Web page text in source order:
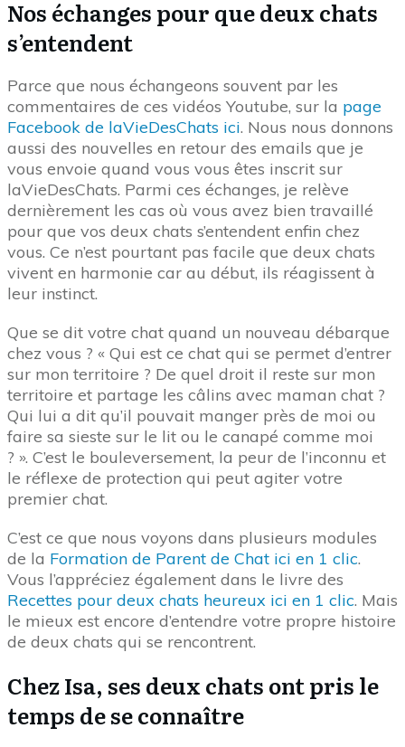
Nos échanges pour que deux chats
s’entendent
Parce que nous échangeons souvent par les
commentaires de ces vidéos Youtube, sur la page
Facebook de laVieDesChats ici. Nous nous donnons
aussi des nouvelles en retour des emails que je
vous envoie quand vous vous êtes inscrit sur
laVieDesChats. Parmi ces échanges, je relève
dernièrement les cas où vous avez bien travaillé
pour que vos deux chats s’entendent enfin chez
vous. Ce n’est pourtant pas facile que deux chats
vivent en harmonie car au début, ils réagissent à
leur instinct.
Que se dit votre chat quand un nouveau débarque
chez vous ? « Qui est ce chat qui se permet d’entrer
sur mon territoire ? De quel droit il reste sur mon
territoire et partage les câlins avec maman chat ?
Qui lui a dit qu’il pouvait manger près de moi ou
faire sa sieste sur le lit ou le canapé comme moi
? ». C’est le bouleversement, la peur de l’inconnu et
le réflexe de protection qui peut agiter votre
premier chat.
C’est ce que nous voyons dans plusieurs modules
de la Formation de Parent de Chat ici en 1 clic.
Vous l’appréciez également dans le livre des
Recettes pour deux chats heureux ici en 1 clic. Mais
le mieux est encore d’entendre votre propre histoire
de deux chats qui se rencontrent.
Chez Isa, ses deux chats ont pris le
temps de se connaître